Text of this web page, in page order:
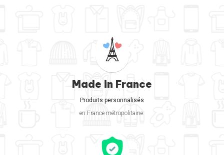
Made in France
Produits personnalisés
en France métropolitaine.